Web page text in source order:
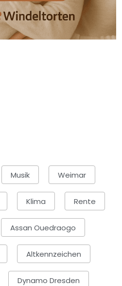
Musik Weimar
Klima Rente
Assan Ouedraogo
Altkennzeichen
Dynamo Dresden